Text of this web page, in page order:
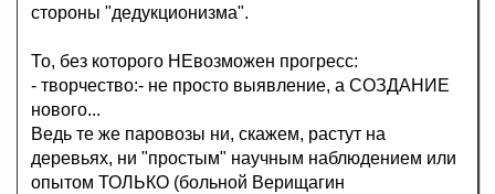
стороны "дедукционизма".
То, без которого НЕвозможен прогресс:
- творчество:- не просто выявление, а СОЗДАНИЕ
нового...
Ведь те же паровозы ни, скажем, растут на
деревьях, ни "простым" научным наблюдением или
опытом ТОЛЬКО (больной Верищагин